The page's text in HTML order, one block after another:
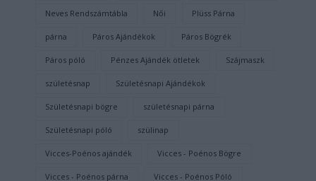
Neves Rendszámtábla Női Plüss Párna
párna Páros Ajándékok Páros Bögrék
Páros póló Pénzes Ajándék ötletek Szájmaszk
születésnap Születésnapi Ajándékok
Születésnapi bögre születésnapi párna
Születésnapi póló szülinap
Vicces-Poénos ajándék Vicces - Poénos Bögre
Vicces - Poénos párna Vicces - Poénos Póló